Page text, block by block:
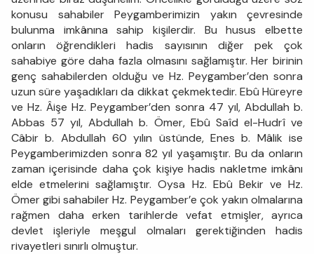
konusu sahabiler Peygamberimizin yakın çevresinde
bulunma imkânına sahip kişilerdir. Bu husus elbette
onların öğrendikleri hadis sayısının diğer pek çok
sahabiye göre daha fazla olmasını sağlamıştır. Her birinin
genç sahabilerden olduğu ve Hz. Peygamber’den sonra
uzun süre yaşadıkları da dikkat çekmektedir. Ebû Hüreyre
ve Hz. Âişe Hz. Peygamber’den sonra 47 yıl, Abdullah b.
Abbas 57 yıl, Abdullah b. Ömer, Ebû Saîd el-Hudrî ve
Câbir b. Abdullah 60 yılın üstünde, Enes b. Mâlik ise
Peygamberimizden sonra 82 yıl yaşamıştır. Bu da onların
zaman içerisinde daha çok kişiye hadis nakletme imkânı
elde etmelerini sağlamıştır. Oysa Hz. Ebû Bekir ve Hz.
Ömer gibi sahabiler Hz. Peygamber’e çok yakın olmalarına
rağmen daha erken tarihlerde vefat etmişler, ayrıca
devlet işleriyle meşgul olmaları gerektiğinden hadis
rivayetleri sınırlı olmuştur.